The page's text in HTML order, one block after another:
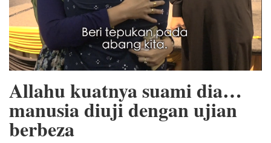
Allahu kuatnya suami dia…
manusia diuji dengan ujian
berbeza